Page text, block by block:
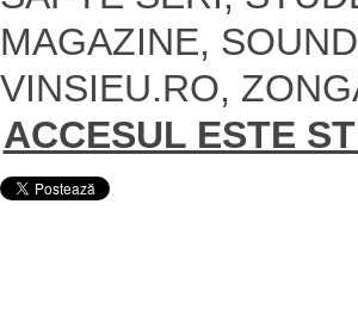
MAGAZINE,
VINSIEU.RO,
ACCESUL ESTE